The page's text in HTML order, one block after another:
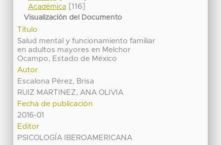
Académica[116]
Visualización del Documento
Título
Salud mental y funcionamiento familiar
en adultos mayores en Melchor
Ocampo, Estado de México
Autor
Escalona Pérez, Brisa
RUIZ MARTINEZ, ANA OLIVIA
Fecha de publicación
2016-01
Editor
PSICOLOGÍA IBEROAMERICANA